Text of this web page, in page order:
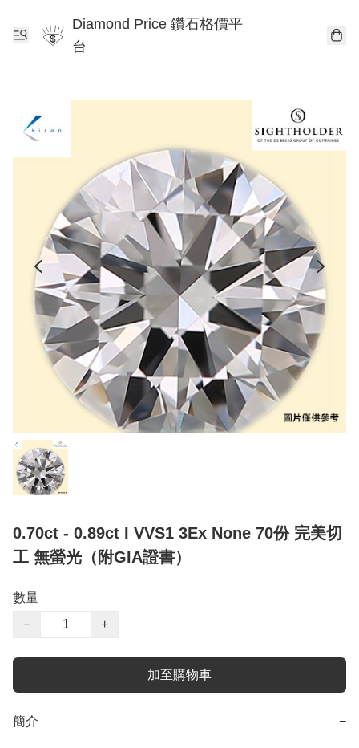
Diamond Price 鑽石格價平
台
0.70ct - 0.89ct I VVS1 3Ex None 70份 完美切
工 無螢光（附GIA證書）
數量
−
+
加至購物車
簡介 −